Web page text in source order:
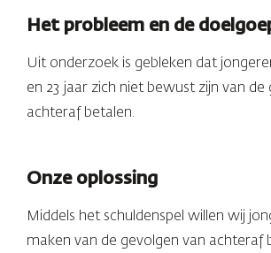
Het probleem en de
Uit onderzoek is gebleken dat
en 23 jaar zich niet bewust zijn van de
achteraf betalen.
Onze oplossing
Middels het schuldenspel willen wij
maken van de gevolgen van achteraf